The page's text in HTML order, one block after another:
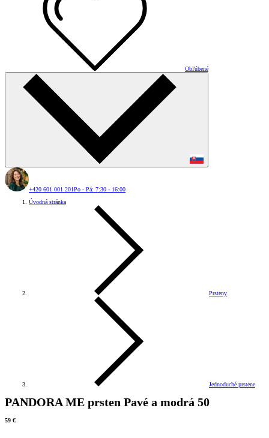
Obľúbené
+420 601 001 201Po - Pá: 7:30 - 16:00
Úvodná stránka
Prsteny
Jednoduché prstene
PANDORA ME prsten Pavé a modrá 50
59 €